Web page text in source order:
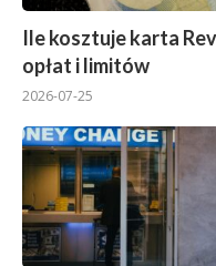
Ile kosztuje karta
opłat i limitów
2026-07-25